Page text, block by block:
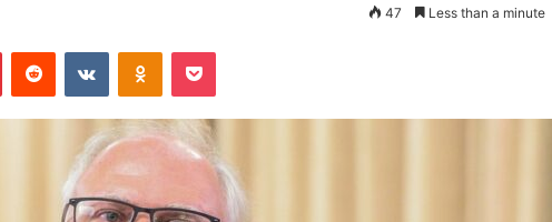
47 Less than a minute
PinterestReddit VKontakteOdnoklassniki
Pocket